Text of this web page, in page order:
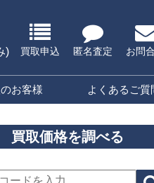
) 買取申込 匿名査定 お問
お客様 よくあるご質
買取価格を調べる